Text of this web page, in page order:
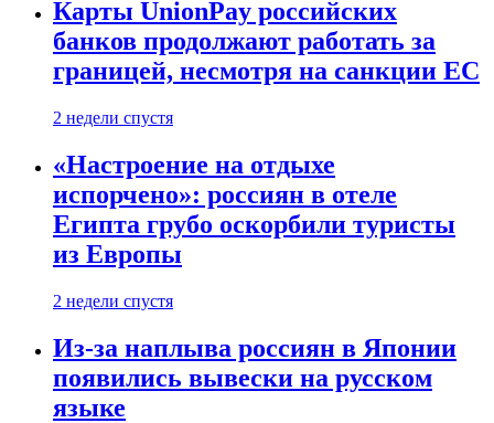
Карты UnionPay российских
банков продолжают работать за
границей, несмотря на санкции ЕС
2 недели спустя
«Настроение на отдыхе
испорчено»: россиян в отеле
Египта грубо оскорбили туристы
из Европы
2 недели спустя
Из-за наплыва россиян в Японии
появились вывески на русском
языке